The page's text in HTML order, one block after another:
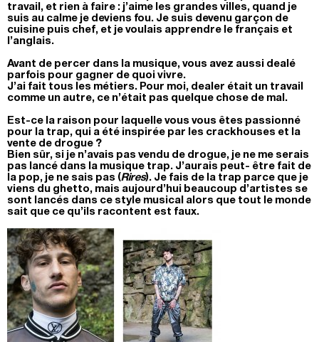
travail, et rien à faire : j’aime les grandes villes, quand je
suis au calme je deviens fou. Je suis devenu garçon de
cuisine puis chef, et je voulais apprendre le français et
l’anglais.
Avant de percer dans la musique, vous avez aussi dealé
parfois pour gagner de quoi vivre.
J’ai fait tous les métiers. Pour moi, dealer était un travail
comme un autre, ce n’était pas quelque chose de mal.
Est-ce la raison pour laquelle vous vous êtes passionné
pour la trap, qui a été inspirée par les crackhouses et la
vente de drogue ?
Bien sûr, si je n’avais pas vendu de drogue, je ne me serais
pas lancé dans la musique trap. J’aurais peut- être fait de
la pop, je ne sais pas (Rires). Je fais de la trap parce que je
viens du ghetto, mais aujourd’hui beaucoup d’artistes se
sont lancés dans ce style musical alors que tout le monde
sait que ce qu’ils racontent est faux.